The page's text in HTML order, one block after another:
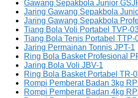
Gawang Sepakbola Junior
Jaring Gawang Sepakbola
Jaring Gawang Sepakbola
Tiang Bola Voli Portabel TVP-
Tiang Bola Tenis Portabel TTP-
Jaring Permainan Tonnis JPT-1
Ring Bola Basket Profesional
Jaring Bola Voli JBV-1
Ring Bola Basket Portabel TR-
Rompi Pemberat Badan 3kg
Rompi Pemberat Badan 4kg